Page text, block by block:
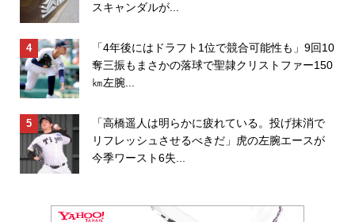
スキャンダルが...
「4年後にはドラフト1位で競合可能性も」9回10
奪三振もまさかの落球で聖隷クリストファー150
㎞左腕...
「高橋遥人は明らかに疲れている。投げ抹消で
リフレッシュさせるべきだ」虎の左腕エースが
今季ワースト6失...